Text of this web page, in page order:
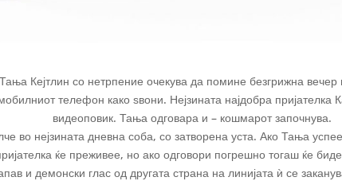
Кејтлин со нетрпение очекува да помине безгрижна вечер
телефон како ѕвони. Нејзината најдобра пријателка
видеоповик. Тања одговара и – кошмарот започнува.
во нејзината дневна соба, со затворена уста. Ако Тања
ќе преживее, но ако одговори погрешно тогаш ќе
и демонски глас од другата страна на линијата ѝ се